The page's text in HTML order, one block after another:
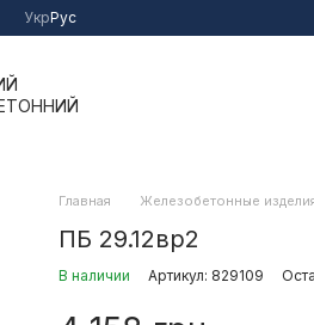
УкрРус
Главная Железобетонные
ПБ 29.12вр2
В наличии Артикул: 829109